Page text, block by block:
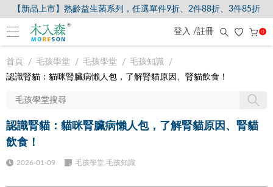
【新品上市】熟齡益生菌系列，任選單件9折、2件88折、3件85折
登入 /註冊 0
首頁 毛孩學堂 毛孩學堂
毛孩知識
認識腎貓：貓咪腎臟病懶人包，了解腎貓原因、腎貓飲食！
認識腎貓：貓咪腎臟病懶人包，了解腎貓原因、腎貓
飲食！
2026-01-09 毛孩學堂,毛孩知識